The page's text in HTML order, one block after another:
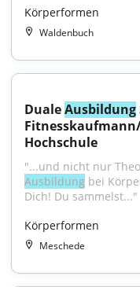
Körperformen
Waldenbuch
Duale Ausbildung
Hochschule
Ausbildung bei
Dich! Du sammelst..."
Körperformen
Meschede